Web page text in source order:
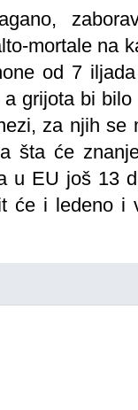
mortale na
od 7
grijota bi bilo
za njih se
šta će
u EU još 13
će i ledeno i